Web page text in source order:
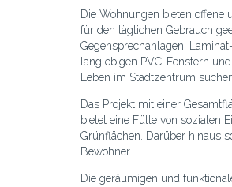
Die Wohnungen bieten
für den täglichen Gebrauch
Gegensprechanlagen.
langlebigen PVC-Fenstern
Leben im Stadtzentrum
Das Projekt mit einer
bietet eine Fülle von sozialen
Grünflächen. Darüber hinaus
Bewohner.
Die geräumigen und